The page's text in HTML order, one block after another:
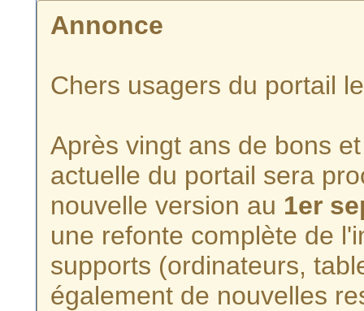
Annonce
Chers usagers du portail
Après vingt ans de bons
actuelle du portail sera
nouvelle version au 1er
une refonte complète de
supports (ordinateurs,
également de nouvelles